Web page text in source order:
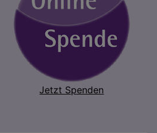
Jetzt Spenden